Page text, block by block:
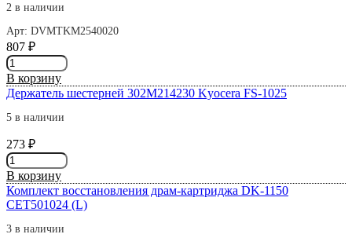
в
(комп
2шт)
Kyocera
TASkalfa
3510i/3010/KM-
2540
2 в наличии
Арт: DVMTKM2540020
807 ₽
Количество
товара
Втулки
теф/
в
Kyocera
TASkalfa
3510i/3010/KM-
2540
2F725070
В корзину
Держатель шестерней 302M214230 Kyocera FS-1025
5 в наличии
273 ₽
Количество
товара
Держатель
шестерней
302M214230
Kyocera
В корзину
Комплект восстановления драм-картриджа DK-1150
CET501024 (L)
3 в наличии